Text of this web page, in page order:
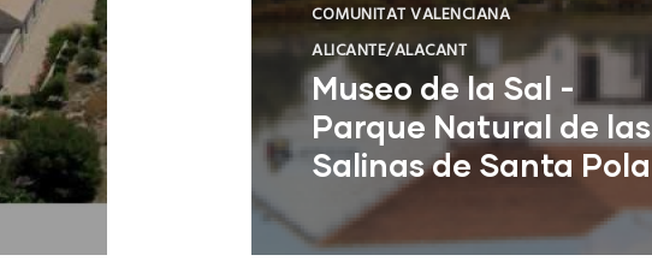
COMUNITAT VALENCIANA
ALICANTE/ALACANT
Museo de la Sal -
Parque Natural de las
Salinas de Santa Pola
Santa Pola (Alicante)